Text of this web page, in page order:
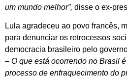
um mundo melhor”, disse o ex-
Lula agradeceu ao povo francês,
para denunciar os retrocessos
democracia brasileiro pelo
– O que está ocorrendo no Brasil
processo de enfraquecimento do